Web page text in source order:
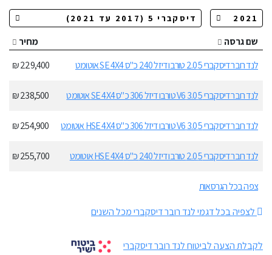
שם גרסה
מחיר
לנד רובר דיסקברי 5 2.0 טורבו דיזל 240 כ"ס SE 4X4 אוטומט
229,400 ₪
לנד רובר דיסקברי 5 3.0 V6 טורבו דיזל 306 כ"ס SE 4X4 אוטומט 238,500 ₪
לנד רובר דיסקברי 5 3.0 V6 טורבו דיזל 306 כ"ס HSE 4X4 אוטומט 254,900 ₪
לנד רובר דיסקברי 5 2.0 טורבו דיזל 240 כ"ס HSE 4X4 אוטומט 255,700 ₪
צפה בכל הגרסאות
לצפיה בכל דגמי לנד רובר דיסקברי מכל השנים
לקבלת הצעה לביטוח לנד רובר דיסקברי